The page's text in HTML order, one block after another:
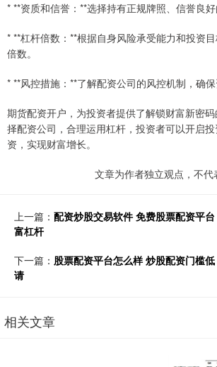
* **资质和信誉：**选择持有正规牌照、信誉良好
* **杠杆倍数：**根据自身风险承受能力和投资
倍数。
* **风控措施：**了解配资公司的风控机制，确保
期货配资开户，为投资者提供了解锁财富新密
择配资公司，合理运用杠杆，投资者可以开启
资，实现财富增长。
文章为作者独立观点，不
上一篇： 配资炒股交易软件 免费股票配资平
富杠杆
下一篇： 股票配资平台怎么样 炒股配资门槛
请
相关文章